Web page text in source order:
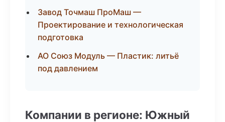
Завод Точмаш ПроМаш —
Проектирование и технологическая
подготовка
АО Союз Модуль — Пластик: литьё
под давлением
Компании в регионе: Южный